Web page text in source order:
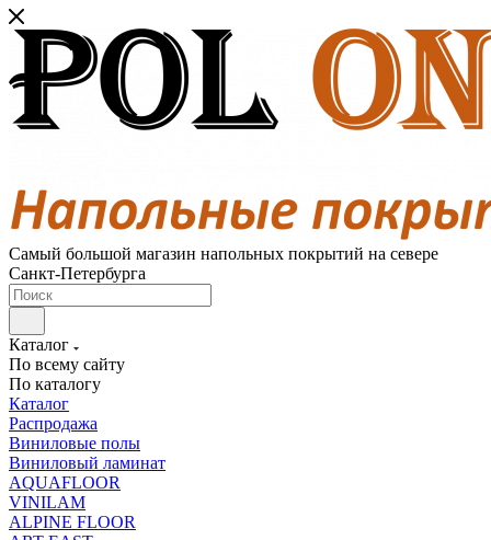
Самый большой магазин напольных покрытий на севере
Санкт-Петербурга
Каталог
По всему сайту
По каталогу
Каталог
Распродажа
Виниловые полы
Виниловый ламинат
AQUAFLOOR
VINILAM
ALPINE FLOOR